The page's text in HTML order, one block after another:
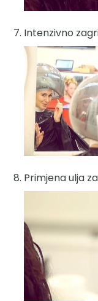
Intenzivno
Primjena ulja